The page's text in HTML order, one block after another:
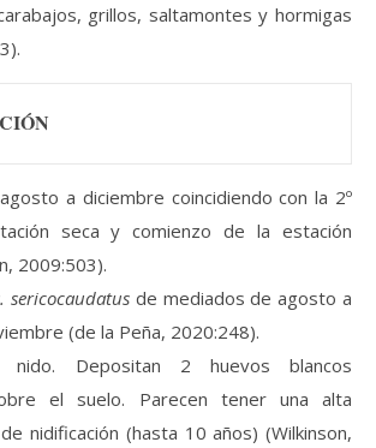
grillos, saltamontes y hormigas
a diciembre coincidiendo con la 2º
seca y comienzo de la estación
2009:503).
sericocaudatus de mediados de agosto a
(de la Peña, 2020:248).
nido. Depositan 2 huevos blancos
el suelo. Parecen tener una alta
nidificación (hasta 10 años) (Wilkinson,